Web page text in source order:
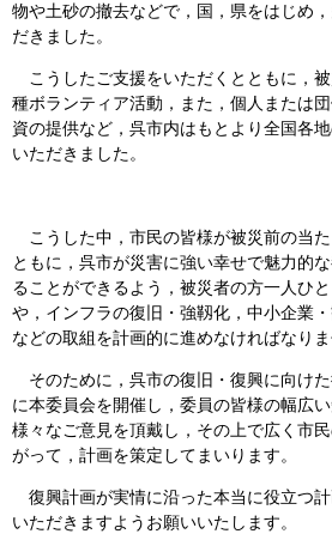
物や土砂の撤去などで，国，県をはじめ
だきました。
こうしたご支援をいただくとともに，
種ボランティア活動，また，個人または
資の提供など，呉市内はもとより全国各
いただきました。
こうした中，市民の皆様が被災前の当
ともに，呉市が災害に強い幸せで魅力的
ることができるよう，被災者の方一人ひ
や，インフラの復旧・強靱化，中小企業
などの取組を計画的に進めなければなりま
そのために，呉市の復旧・復興に向け
に本委員会を開催し，委員の皆様の幅広
様々なご意見を頂戴し，その上で広く市
がって，計画を策定してまいります。
復興計画が実情に沿った本当に役立つ
いただきますようお願いいたします。